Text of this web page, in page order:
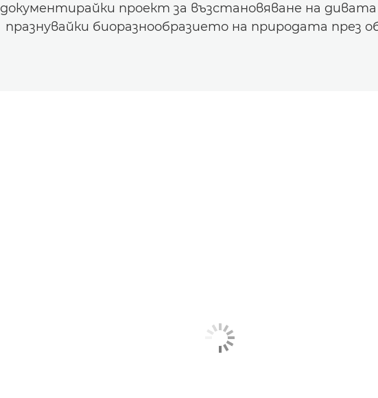
документирайки проект за възстановяване на
празнувайки биоразнообразието на природата през